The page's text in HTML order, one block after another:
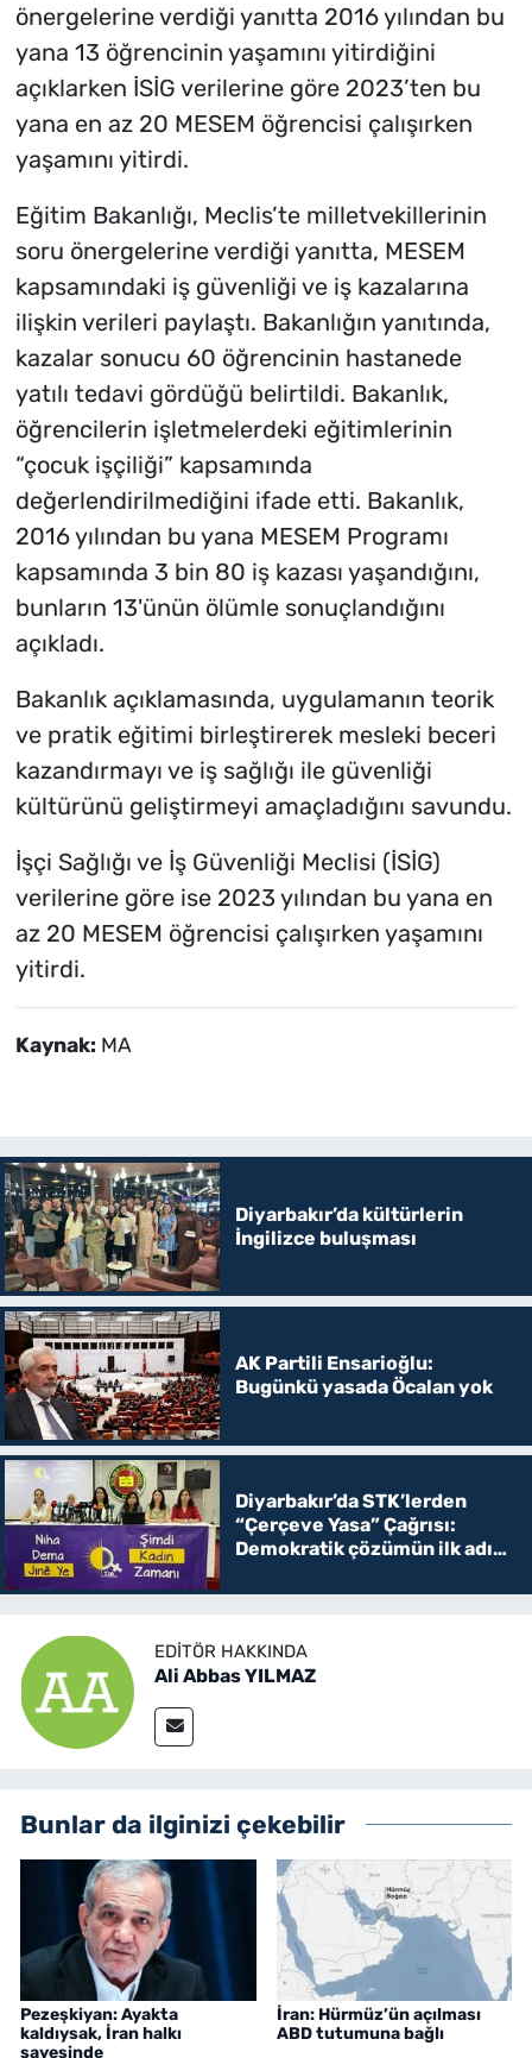
önergelerine verdiği yanıtta 2016 yılından bu
yana 13 öğrencinin yaşamını yitirdiğini
açıklarken İSİG verilerine göre 2023’ten bu
yana en az 20 MESEM öğrencisi çalışırken
yaşamını yitirdi.
Eğitim Bakanlığı, Meclis’te milletvekillerinin
soru önergelerine verdiği yanıtta, MESEM
kapsamındaki iş güvenliği ve iş kazalarına
ilişkin verileri paylaştı. Bakanlığın yanıtında,
kazalar sonucu 60 öğrencinin hastanede
yatılı tedavi gördüğü belirtildi. Bakanlık,
öğrencilerin işletmelerdeki eğitimlerinin
“çocuk işçiliği” kapsamında
değerlendirilmediğini ifade etti. Bakanlık,
2016 yılından bu yana MESEM Programı
kapsamında 3 bin 80 iş kazası yaşandığını,
bunların 13'ünün ölümle sonuçlandığını
açıkladı.
Bakanlık açıklamasında, uygulamanın teorik
ve pratik eğitimi birleştirerek mesleki beceri
kazandırmayı ve iş sağlığı ile güvenliği
kültürünü geliştirmeyi amaçladığını savundu.
İşçi Sağlığı ve İş Güvenliği Meclisi (İSİG)
verilerine göre ise 2023 yılından bu yana en
az 20 MESEM öğrencisi çalışırken yaşamını
yitirdi.
Kaynak: MA
Diyarbakır’da kültürlerin
İngilizce buluşması
AK Partili Ensarioğlu:
Bugünkü yasada Öcalan yok
Diyarbakır’da STK’lerden
“Çerçeve Yasa” Çağrısı:
Demokratik çözümün ilk adımı
EDITÖR HAKKINDA
Ali Abbas YILMAZ
Bunlar da ilginizi çekebilir
Pezeşkiyan: Ayakta
kaldıysak, İran halkı
sayesinde
İran: Hürmüz’ün açılması
ABD tutumuna bağlı